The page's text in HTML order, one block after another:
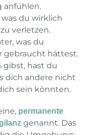
anfühlen.
du wirklich
verletzen.
was du
gebraucht hättest.
gibst, hast du
dich andere nicht
sein könnten.
permanente
genannt. Das